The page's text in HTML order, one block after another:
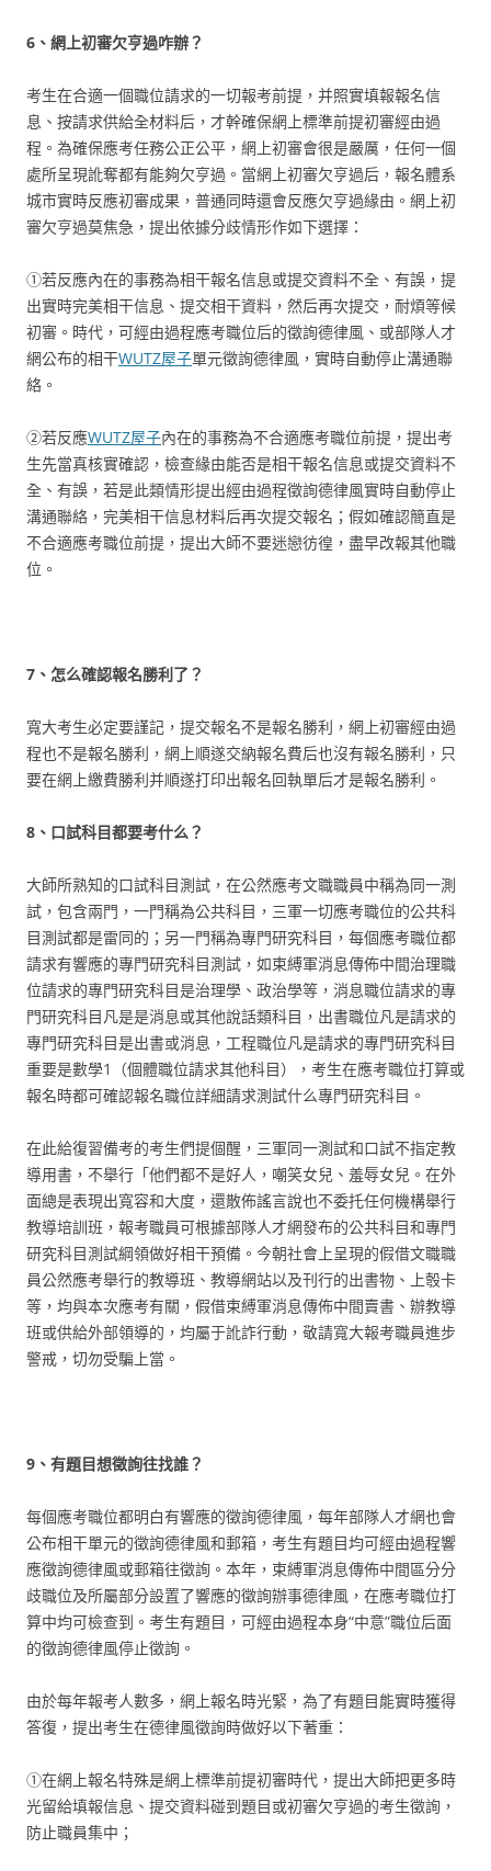
6、網上初審欠亨過咋辦？
考生在合適一個職位請求的一切報考前提，并照實填報報名信
息、按請求供給全材料后，才幹確保網上標準前提初審經由過
程。為確保應考任務公正公平，網上初審會很是嚴厲，任何一個
處所呈現訛奪都有能夠欠亨過。當網上初審欠亨過后，報名體系
城市實時反應初審成果，普通同時還會反應欠亨過緣由。網上初
審欠亨過莫焦急，提出依據分歧情形作如下選擇：
①若反應內在的事務為相干報名信息或提交資料不全、有誤，提
出實時完美相干信息、提交相干資料，然后再次提交，耐煩等候
初審。時代，可經由過程應考職位后的徵詢德律風、或部隊人才
網公布的相干WUTZ屋子單元徵詢德律風，實時自動停止溝通聯
絡。
②若反應WUTZ屋子內在的事務為不合適應考職位前提，提出考
生先當真核實確認，檢查緣由能否是相干報名信息或提交資料不
全、有誤，若是此類情形提出經由過程徵詢德律風實時自動停止
溝通聯絡，完美相干信息材料后再次提交報名；假如確認簡直是
不合適應考職位前提，提出大師不要迷戀彷徨，盡早改報其他職
位。
7、怎么確認報名勝利了？
寬大考生必定要謹記，提交報名不是報名勝利，網上初審經由過
程也不是報名勝利，網上順遂交納報名費后也沒有報名勝利，只
要在網上繳費勝利并順遂打印出報名回執單后才是報名勝利。
8、口試科目都要考什么？
大師所熟知的口試科目測試，在公然應考文職職員中稱為同一測
試，包含兩門，一門稱為公共科目，三軍一切應考職位的公共科
目測試都是雷同的；另一門稱為專門研究科目，每個應考職位都
請求有響應的專門研究科目測試，如束縛軍消息傳佈中間治理職
位請求的專門研究科目是治理學、政治學等，消息職位請求的專
門研究科目凡是是消息或其他說話類科目，出書職位凡是請求的
專門研究科目是出書或消息，工程職位凡是請求的專門研究科目
重要是數學1（個體職位請求其他科目），考生在應考職位打算或
報名時都可確認報名職位詳細請求測試什么專門研究科目。
在此給復習備考的考生們提個醒，三軍同一測試和口試不指定教
導用書，不舉行「他們都不是好人，嘲笑女兒、羞辱女兒。在外
面總是表現出寬容和大度，還散佈謠言說也不委托任何機構舉行
教導培訓班，報考職員可根據部隊人才網發布的公共科目和專門
研究科目測試綱領做好相干預備。今朝社會上呈現的假借文職職
員公然應考舉行的教導班、教導網站以及刊行的出書物、上彀卡
等，均與本次應考有關，假借束縛軍消息傳佈中間賣書、辦教導
班或供給外部領導的，均屬于訛詐行動，敬請寬大報考職員進步
警戒，切勿受騙上當。
9、有題目想徵詢往找誰？
每個應考職位都明白有響應的徵詢德律風，每年部隊人才網也會
公布相干單元的徵詢德律風和郵箱，考生有題目均可經由過程響
應徵詢德律風或郵箱往徵詢。本年，束縛軍消息傳佈中間區分分
歧職位及所屬部分設置了響應的徵詢辦事德律風，在應考職位打
算中均可檢查到。考生有題目，可經由過程本身“中意”職位后面
的徵詢德律風停止徵詢。
由於每年報考人數多，網上報名時光緊，為了有題目能實時獲得
答復，提出考生在德律風徵詢時做好以下著重：
①在網上報名特殊是網上標準前提初審時代，提出大師把更多時
光留給填報信息、提交資料碰到題目或初審欠亨過的考生徵詢，
防止職員集中；